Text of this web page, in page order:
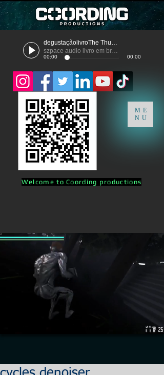
degustaçãolivroThe Thunder
szpace audio livro em breve
00:00 00:00
ME
NU
Welcome to Coording productions